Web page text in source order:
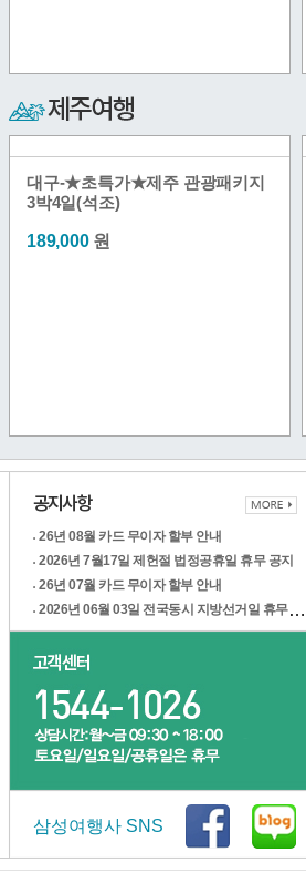
대구-★초특가★제주 관광패키지
3박4일(석조)
189,000 원
26년 08월 카드 무이자 할부 안내
2026년 7월17일 제헌절 법정공휴일 휴무 공지
26년 07월 카드 무이자 할부 안내
2026년 06월 03일 전국동시 지방선거일 휴무공지
삼성여행사 SNS